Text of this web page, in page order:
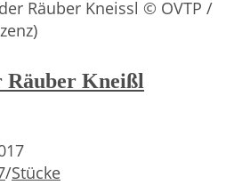
Räuber Kneissl © OVTP /
Räuber Kneißl
/Stücke